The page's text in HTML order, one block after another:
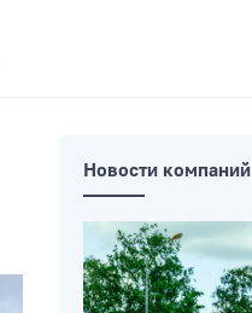
Новости компаний